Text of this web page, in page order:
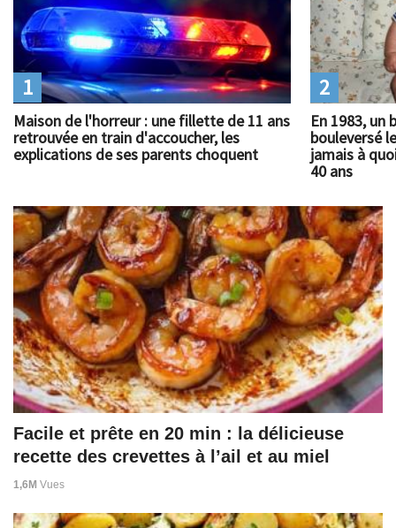
Maison de l'horreur : une fillette de 11 ans
retrouvée en train d'accoucher, les
explications de ses parents choquent
1
En 1983, un
bouleversé
jamais à
40 ans
2
Facile et prête en 20 min : la délicieuse
recette des crevettes à l’ail et au miel
1,6M Vues